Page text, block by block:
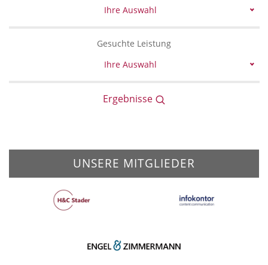
Ihre Auswahl
Gesuchte Leistung
Ihre Auswahl
Ergebnisse
UNSERE MITGLIEDER